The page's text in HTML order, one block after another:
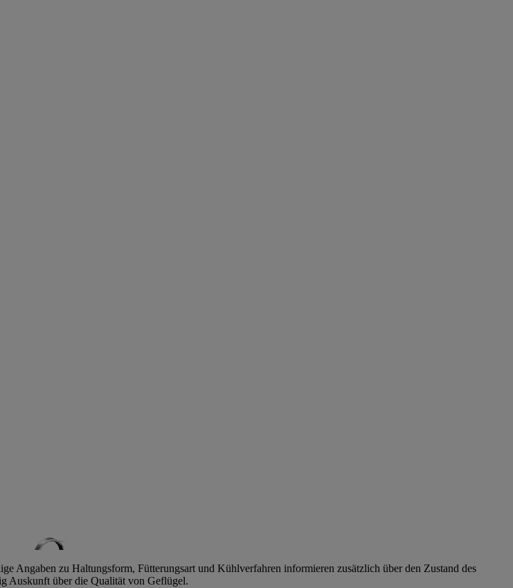
Angaben zu Haltungsform, Fütterungsart und Kühlverfahren informieren zusätzlich über den Zustand des
Auskunft über die Qualität von Geflügel.